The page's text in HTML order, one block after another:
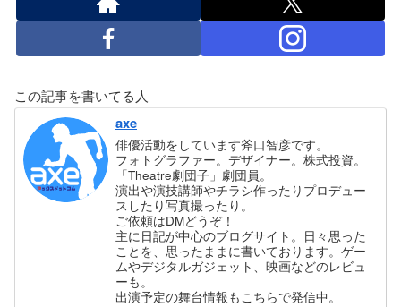
この記事を書いてる人
axe
俳優活動をしています斧口智彦です。
フォトグラファー。デザイナー。株式投資。
「Theatre劇団子」劇団員。
演出や演技講師やチラシ作ったりプロデュー
スしたり写真撮ったり。
ご依頼はDMどうぞ！
主に日記が中心のブログサイト。日々思った
ことを、思ったままに書いております。ゲー
ムやデジタルガジェット、映画などのレビュ
ーも。
出演予定の舞台情報もこちらで発信中。